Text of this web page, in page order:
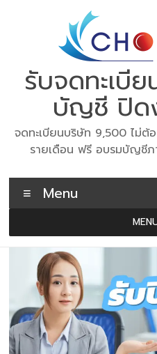
รับจดทะเบี
บัญชี ปิด
จดทะเบียนบริษัท 9,500 ไม่ต้
รายเดือน ฟรี อบรมบัญชีภ
Menu